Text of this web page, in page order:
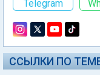
Telegram
ССЫЛКИ ПО